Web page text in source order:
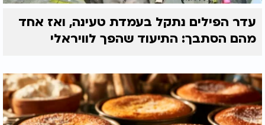
עדר הפילים נתקל בעמדת טעינה, ואז אחד
מהם הסתבך: התיעוד שהפך לוויראלי